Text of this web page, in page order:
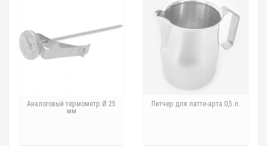
Аналоговый термометр Ø 25
мм
Питчер для латте-арта 0,5 л.